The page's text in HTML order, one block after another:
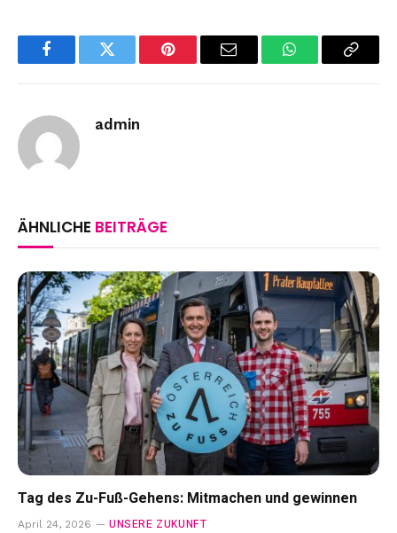
FacebookTwitter Pinterest Email WhatsAppCopy
admin
ÄHNLICHE BEITRÄGE
Tag des Zu-Fuß-Gehens: Mitmachen und gewinnen
April 24, 2026 UNSERE ZUKUNFT